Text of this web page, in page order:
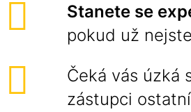
Stanete se
pokud už
Čeká vás úzká
zástupci